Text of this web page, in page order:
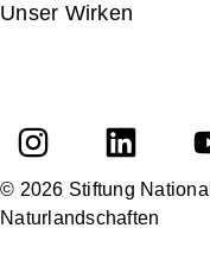
Unser Wirken
© 2026 Stiftung
Naturlandschaften